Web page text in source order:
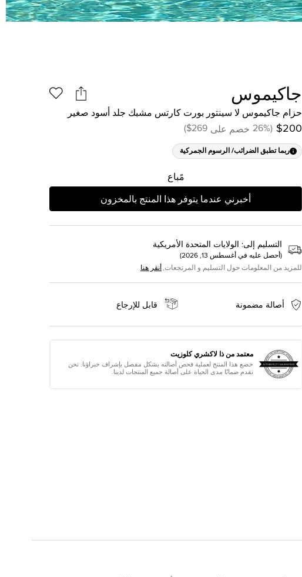
جاكيموس
حزام جاكيموس لا سينتور بورت كارتس مشبك جلد أسود صغير
$200
(
26% خصم على $269
)
ربما تطبق الضرائب/ الرسوم الجمركية
مًباع
أخبرني عندما يتوفر هذا المنتج بالمخزون
التسليم إلى: الولايات المتحدة الأمريكية
( أحصل عليه في أغسطس 13, 2026
)
للمزيد من المعلومات حول التسليم و المرتجعات, أنقر هنا
أصالة مضمونة قابل للإرجاع
معتمد من ذا لاكشري كلوزيت
خضع هذا المنتج لعملية فحص أصالته بشكل مفصل بإشراف خبراؤنا. نحن
نقدم ضمانًا مدى الحياة على أصالة جميع المنتجات لدينا.